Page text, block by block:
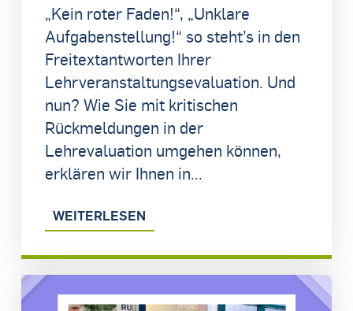
„Kein roter Faden!“, „Unklare
Aufgabenstellung!“ so steht’s in den
Freitextantworten Ihrer
Lehrveranstaltungsevaluation. Und
nun? Wie Sie mit kritischen
Rückmeldungen in der
Lehrevaluation umgehen können,
erklären wir Ihnen in...
WEITERLESEN